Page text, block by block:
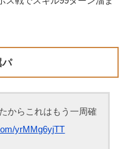
パ
からこれはもう一周確
yrMMg6yjTT